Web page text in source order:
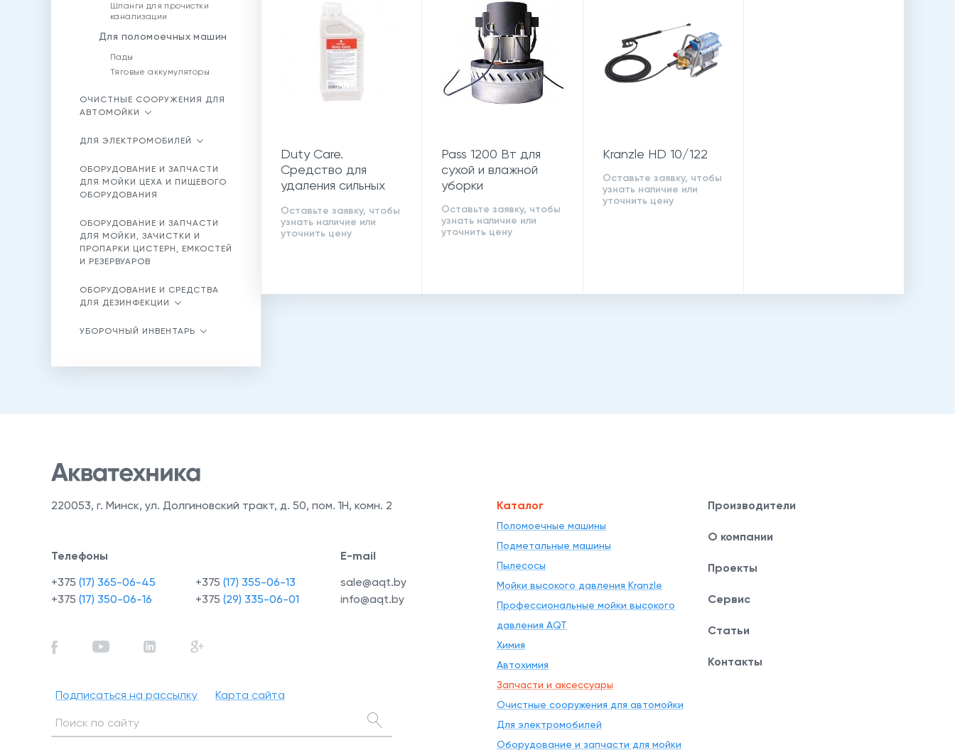
Шланги для прочистки
канализации
Для поломоечных машин
Пады
Тяговые аккумуляторы
ОЧИСТНЫЕ СООРУЖЕНИЯ ДЛЯ
АВТОМОЙКИ
ДЛЯ ЭЛЕКТРОМОБИЛЕЙ
ОБОРУДОВАНИЕ И ЗАПЧАСТИ
ДЛЯ МОЙКИ ЦЕХА И ПИЩЕВОГО
ОБОРУДОВАНИЯ
ОБОРУДОВАНИЕ И ЗАПЧАСТИ
ДЛЯ МОЙКИ, ЗАЧИСТКИ И
ПРОПАРКИ ЦИСТЕРН, ЕМКОСТЕЙ
И РЕЗЕРВУАРОВ
ОБОРУДОВАНИЕ И СРЕДСТВА
ДЛЯ ДЕЗИНФЕКЦИИ
УБОРОЧНЫЙ ИНВЕНТАРЬ
Duty Care.
Средство для
удаления сильных
загрязнений
Оставьте заявку, чтобы
узнать наличие или
уточнить цену
Pass 1200 Вт для
сухой и влажной
уборки
Оставьте заявку, чтобы
узнать наличие или
уточнить цену
Kranzle HD 10/122
Оставьте заявку, чтобы
узнать наличие или
уточнить цену
220053, г. Минск, ул. Долгиновский тракт, д. 50, пом. 1Н, комн. 2
Телефоны
+375 (17) 365-06-45
+375 (17) 350-06-16
+375 (17) 355-06-13
+375 (29) 335-06-01
E-mail
sale@aqt.by
info@aqt.by
Подписаться на рассылку Карта сайта
Каталог
Поломоечные машины
Подметальные машины
Пылесосы
Мойки высокого давления Kranzle
Профессиональные мойки высокого
давления AQT
Химия
Автохимия
Запчасти и аксессуары
Очистные сооружения для автомойки
Для электромобилей
Оборудование и запчасти для мойки
Производители
О компании
Проекты
Сервис
Статьи
Контакты